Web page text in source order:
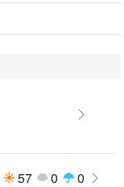
57 0 0